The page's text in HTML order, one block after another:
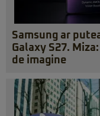
Samsung ar
Galaxy S27.
de imagine